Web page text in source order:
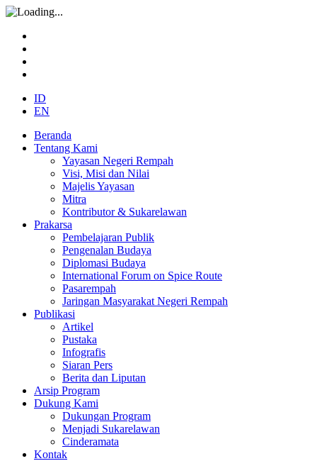
ID
EN
Beranda
Tentang Kami
Yayasan Negeri Rempah
Visi, Misi dan Nilai
Majelis Yayasan
Mitra
Kontributor & Sukarelawan
Prakarsa
Pembelajaran Publik
Pengenalan Budaya
Diplomasi Budaya
International Forum on Spice Route
Pasarempah
Jaringan Masyarakat Negeri Rempah
Publikasi
Artikel
Pustaka
Infografis
Siaran Pers
Berita dan Liputan
Arsip Program
Dukung Kami
Dukungan Program
Menjadi Sukarelawan
Cinderamata
Kontak